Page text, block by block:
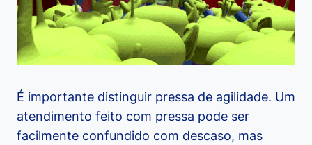
É importante distinguir pressa de agilidade. Um
atendimento feito com pressa pode ser
facilmente confundido com descaso, mas